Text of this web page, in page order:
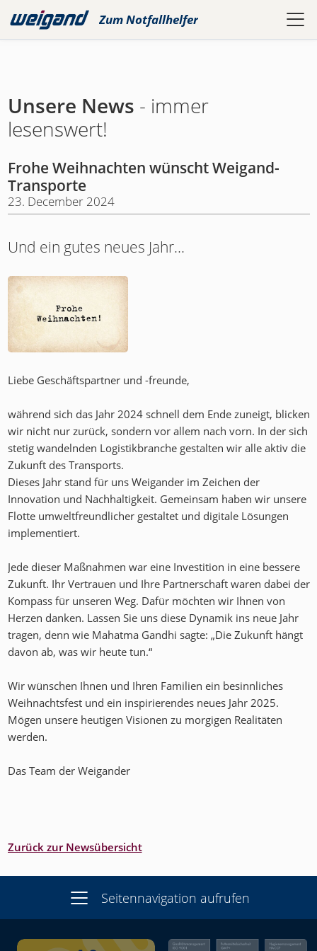
ZumNotfallhelfer
Unsere News - immer
lesenswert!
Frohe Weihnachten wünscht Weigand-
Transporte
23. December 2024
Und ein gutes neues Jahr...
Liebe Geschäftspartner und -freunde,
während sich das Jahr 2024 schnell dem Ende zuneigt, blicken
wir nicht nur zurück, sondern vor allem nach vorn. In der sich
stetig wandelnden Logistikbranche gestalten wir alle aktiv die
Zukunft des Transports.
Dieses Jahr stand für uns Weigander im Zeichen der
Innovation und Nachhaltigkeit. Gemeinsam haben wir unsere
Flotte umweltfreundlicher gestaltet und digitale Lösungen
implementiert.
Jede dieser Maßnahmen war eine Investition in eine bessere
Zukunft. Ihr Vertrauen und Ihre Partnerschaft waren dabei der
Kompass für unseren Weg. Dafür möchten wir Ihnen von
Herzen danken. Lassen Sie uns diese Dynamik ins neue Jahr
tragen, denn wie Mahatma Gandhi sagte: „Die Zukunft hängt
davon ab, was wir heute tun.“
Wir wünschen Ihnen und Ihren Familien ein besinnliches
Weihnachtsfest und ein inspirierendes neues Jahr 2025.
Mögen unsere heutigen Visionen zu morgigen Realitäten
werden.
Das Team der Weigander
Zurück zur Newsübersicht
Seitennavigation aufrufen